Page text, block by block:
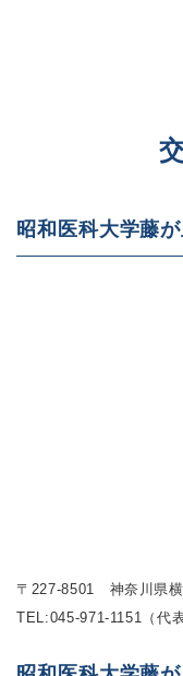
昭和医科大学藤
〒227-8501 神奈川県
TEL:045-971-1151（代表